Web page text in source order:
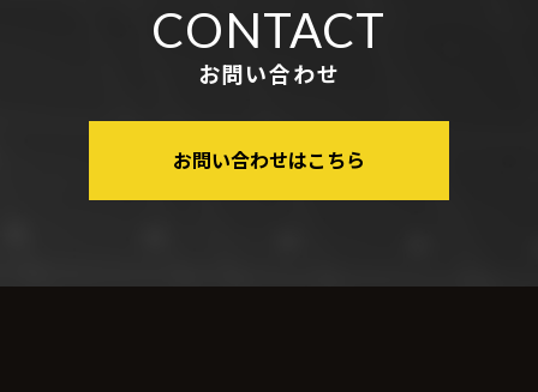
CONTACT
お問い合わせ
お問い合わせはこちら